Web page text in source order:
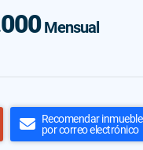
Mensual
Recomendar inmueble
por correo electrónico